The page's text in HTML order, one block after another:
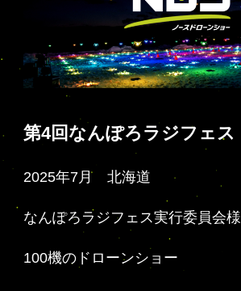
第4回なんぽろラジフェス
2025年7月 北海道
なんぽろラジフェス実行委員会様
100機のドローンショー